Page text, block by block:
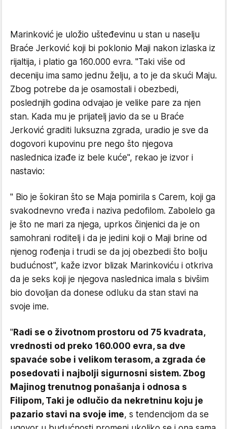
Marinković je uložio ušteđevinu u stan u naselju
Braće Jerković koji bi poklonio Maji nakon izlaska iz
rijaltija, i platio ga 160.000 evra. "Taki više od
deceniju ima samo jednu želju, a to je da skući Maju.
Zbog potrebe da je osamostali i obezbedi,
poslednjih godina odvajao je velike pare za njen
stan. Kada mu je prijatelj javio da se u Braće
Jerković graditi luksuzna zgrada, uradio je sve da
dogovori kupovinu pre nego što njegova
naslednica izađe iz bele kuće", rekao je izvor i
nastavio:
" Bio je šokiran što se Maja pomirila s Carem, koji ga
svakodnevno vređa i naziva pedofilom. Zabolelo ga
je što ne mari za njega, uprkos činjenici da je on
samohrani roditelj i da je jedini koji o Maji brine od
njenog rođenja i trudi se da joj obezbedi što bolju
budućnost", kaže izvor blizak Marinkoviću i otkriva
da je seks koji je njegova naslednica imala s bivšim
bio dovoljan da donese odluku da stan stavi na
svoje ime.
"Radi se o životnom prostoru od 75 kvadrata,
vrednosti od preko 160.000 evra, sa dve
spavaće sobe i velikom terasom, a zgrada će
posedovati i najbolji sigurnosni sistem. Zbog
Majinog trenutnog ponašanja i odnosa s
Filipom, Taki je odlučio da nekretninu koju je
pazario stavi na svoje ime, s tendencijom da se